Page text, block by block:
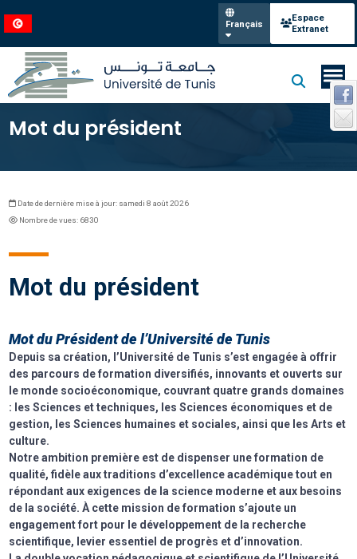
Français
Espace
Extranet
Mot du président
Date de dernière mise à jour: samedi 8 août 2026
Nombre de vues: 6830
Mot du président
Mot du Président de l’Université de Tunis
Depuis sa création, l’Université de Tunis s’est engagée à offrir
des parcours de formation diversifiés, innovants et ouverts sur
le monde socioéconomique, couvrant quatre grands domaines
: les Sciences et techniques, les Sciences économiques et de
gestion, les Sciences humaines et sociales, ainsi que les Arts et
culture.
Notre ambition première est de dispenser une formation de
qualité, fidèle aux traditions d’excellence académique tout en
répondant aux exigences de la science moderne et aux besoins
de la société. À cette mission de formation s’ajoute un
engagement fort pour le développement de la recherche
scientifique, levier essentiel de progrès et d’innovation.